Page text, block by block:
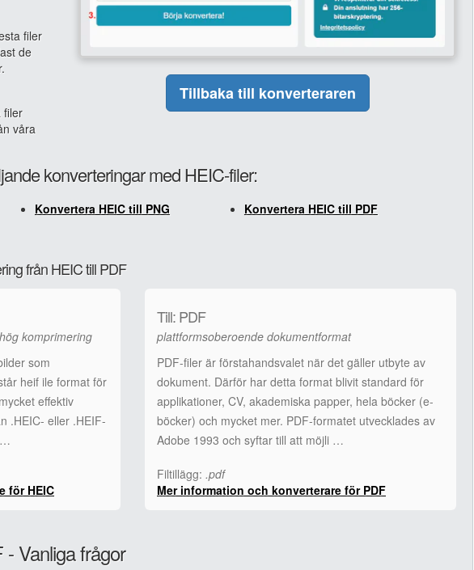
filer
de
filer
våra
Tillbaka till konverteraren
konverteringar med HEIC-filer:
Konvertera HEIC till PNG
Konvertera HEIC till PDF
från HEIC till PDF
komprimering
som
heif ile format för
effektiv
.HEIC- eller .HEIF-
…
för HEIC
Till: PDF
plattformsoberoende dokumentformat
PDF-filer är förstahandsvalet när det gäller utbyte av
dokument. Därför har detta format blivit standard för
applikationer, CV, akademiska papper, hela böcker (e-
böcker) och mycket mer. PDF-formatet utvecklades av
Adobe 1993 och syftar till att möjli …
Filtillägg: .pdf
Mer information och konverterare för PDF
Vanliga frågor